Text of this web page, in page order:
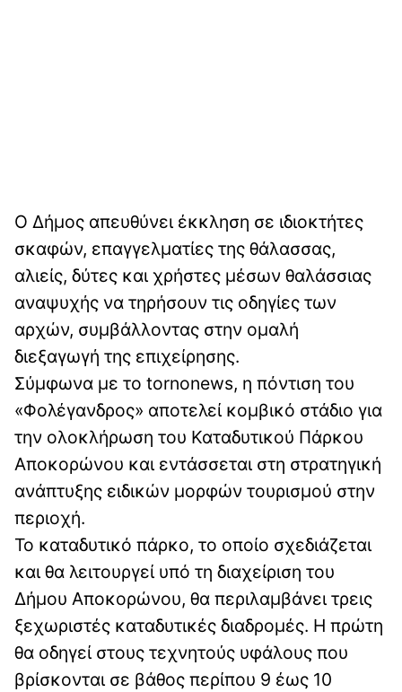
Ο Δήμος απευθύνει έκκληση σε ιδιοκτήτες
σκαφών, επαγγελματίες της θάλασσας,
αλιείς, δύτες και χρήστες μέσων θαλάσσιας
αναψυχής να τηρήσουν τις οδηγίες των
αρχών, συμβάλλοντας στην ομαλή
διεξαγωγή της επιχείρησης.
Σύμφωνα με το tornonews, η πόντιση του
«Φολέγανδρος» αποτελεί κομβικό στάδιο για
την ολοκλήρωση του Καταδυτικού Πάρκου
Αποκορώνου και εντάσσεται στη στρατηγική
ανάπτυξης ειδικών μορφών τουρισμού στην
περιοχή.
Το καταδυτικό πάρκο, το οποίο σχεδιάζεται
και θα λειτουργεί υπό τη διαχείριση του
Δήμου Αποκορώνου, θα περιλαμβάνει τρεις
ξεχωριστές καταδυτικές διαδρομές. Η πρώτη
θα οδηγεί στους τεχνητούς υφάλους που
βρίσκονται σε βάθος περίπου 9 έως 10